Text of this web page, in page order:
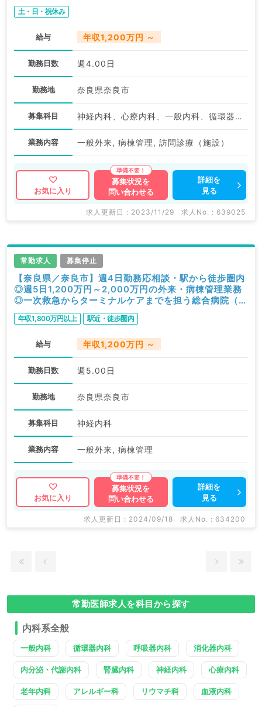
土・日・祝休み
給与 年収1,200万円 ～
勤務日数 週4.00日
勤務地 奈良県奈良市
募集科目 神経内科、心療内科、一般内科、循環器内科、呼吸器内科、消化器内科、内分泌・代謝内科、腎臓内科、老年内科、血液内科、膠原病科
業務内容 一般外来, 病棟管理, 訪問診療（施設）
お気に入り
募集状況を
問い合わせる
詳細を
見る
求人更新日 : 2023/11/29 求人No. : 639025
常勤求人 募集停止
【奈良県／奈良市】週4日勤務応相談・駅から徒歩圏内
◎週5日1,200万円～2,000万円の外来・病棟管理業務
◎一次救急からターミナルケアまでを担う総合病院（神
経内科／常勤）
年収1,800万円以上 駅近・徒歩圏内
給与 年収1,200万円 ～
勤務日数 週5.00日
勤務地 奈良県奈良市
募集科目 神経内科
業務内容 一般外来, 病棟管理
お気に入り
募集状況を
問い合わせる
詳細を
見る
求人更新日 : 2024/09/18 求人No. : 634200
常勤医師求人を科目から探す
内科系全般
一般内科 循環器内科 呼吸器内科 消化器内科
内分泌・代謝内科 腎臓内科 神経内科 心療内科
老年内科 アレルギー科 リウマチ科 血液内科